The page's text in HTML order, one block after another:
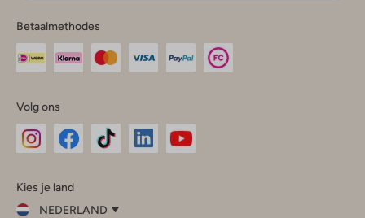
Betaalmethodes
Volg ons
InstagramFacebook
Kies je land
NEDERLAND